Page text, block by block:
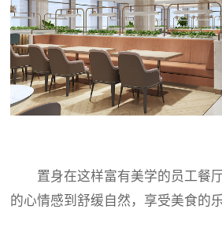
置身在这样富有美学的员工餐
的心情感到舒缓自然，享受美食的乐